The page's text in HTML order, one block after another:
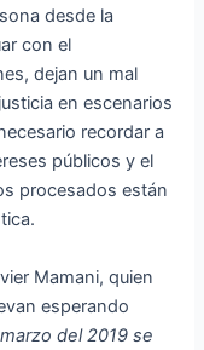
desde la
con el
dejan un mal
en escenarios
recordar a
públicos y el
procesados están
Mamani, quien
esperando
del 2019 se